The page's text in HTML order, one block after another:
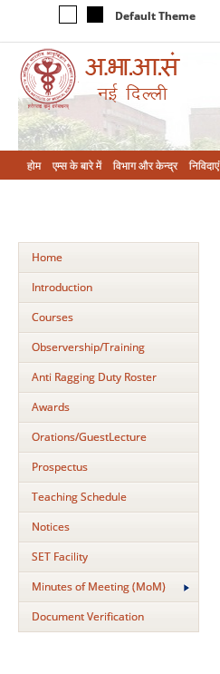
Default Theme
होम एम्‍स के बारे में विभाग और केन्‍द्र निविदाएं
Home
Introduction
Courses
Observership/Training
Anti Ragging Duty Roster
Awards
Orations/GuestLecture
Prospectus
Teaching Schedule
Notices
SET Facility
Minutes of Meeting (MoM)
Document Verification